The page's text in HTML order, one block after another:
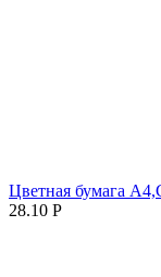
Цветная бумага
28.10 Р